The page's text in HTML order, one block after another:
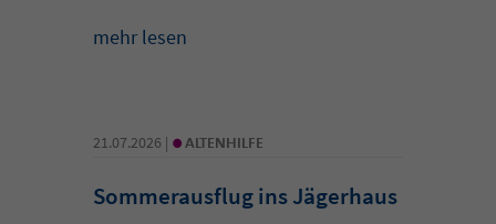
mehr lesen
21.07.2026 | • ALTENHILFE
Sommerausflug ins Jägerhaus